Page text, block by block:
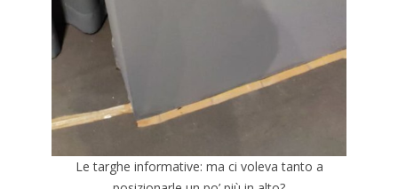
Le targhe informative: ma ci voleva tanto a